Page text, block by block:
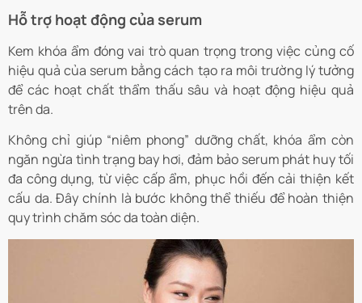
Hỗ trợ hoạt động của serum
Kem khóa ẩm đóng vai trò quan trọng trong việc củng cố
hiệu quả của serum bằng cách tạo ra môi trường lý tưởng
để các hoạt chất thẩm thấu sâu và hoạt động hiệu quả
trên da.
Không chỉ giúp “niêm phong” dưỡng chất, khóa ẩm còn
ngăn ngừa tình trạng bay hơi, đảm bảo serum phát huy tối
đa công dụng, từ việc cấp ẩm, phục hồi đến cải thiện kết
cấu da. Đây chính là bước không thể thiếu để hoàn thiện
quy trình chăm sóc da toàn diện.